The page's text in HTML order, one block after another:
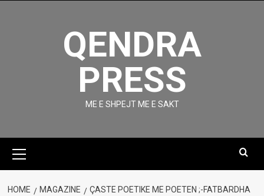
QENDRA
PRESS
ME E SHPEJT ME E SAKT
Menu
HOME MAGAZINE
ÇASTE POETIKE ME POETEN ;-FATBARDHA